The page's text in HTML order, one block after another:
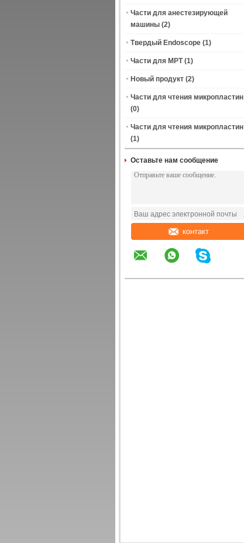
Части для анестезирующей
машины (2)
Твердый Endoscope (1)
Части для МРТ (1)
Новый продукт (2)
Части для чтения микропластин
(0)
Части для чтения микропластин
(1)
Оставьте нам сообщение
контакт